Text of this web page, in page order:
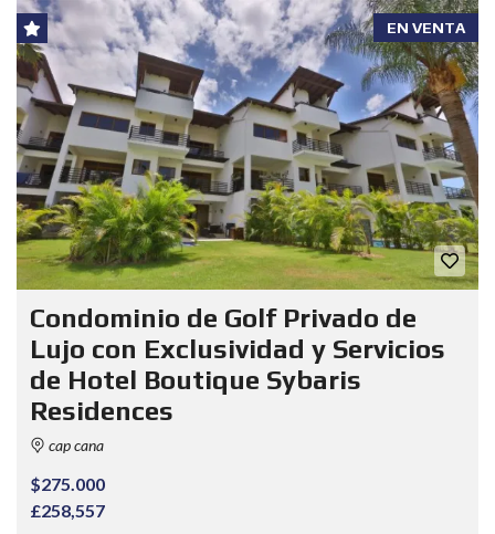
EN VENTA
Condominio de Golf Privado de
Lujo con Exclusividad y Servicios
de Hotel Boutique Sybaris
Residences
cap cana
$275.000
£258,557